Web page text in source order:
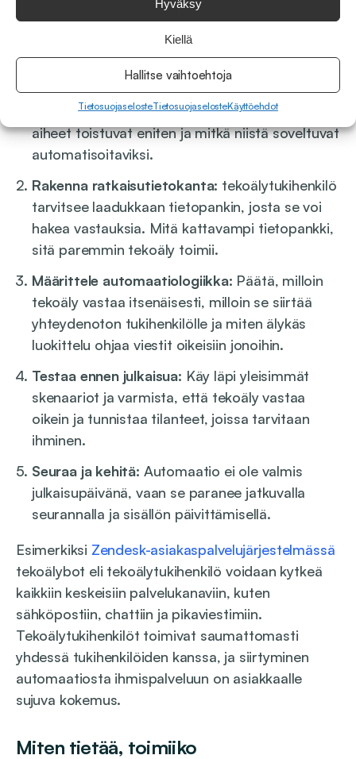
Hyväksy
Kiellä
Hallitse vaihtoehtoja
TietosuojaselosteTietosuojaselosteKäyttöehdot
kaiken muuttamista kerralla.
Käytännön vaiheet ovat tyypillisesti seuraavat:
Analysoi yhteydenottodata:Selvitä, mitkä
aiheet toistuvat eniten ja mitkä niistä soveltuvat
automatisoitaviksi.
Rakenna ratkaisutietokanta: tekoälytukihenkilö
tarvitsee laadukkaan tietopankin, josta se voi
hakea vastauksia. Mitä kattavampi tietopankki,
sitä paremmin tekoäly toimii.
Määrittele automaatiologiikka: Päätä, milloin
tekoäly vastaa itsenäisesti, milloin se siirtää
yhteydenoton tukihenkilölle ja miten älykäs
luokittelu ohjaa viestit oikeisiin jonoihin.
Testaa ennen julkaisua: Käy läpi yleisimmät
skenaariot ja varmista, että tekoäly vastaa
oikein ja tunnistaa tilanteet, joissa tarvitaan
ihminen.
Seuraa ja kehitä: Automaatio ei ole valmis
julkaisupäivänä, vaan se paranee jatkuvalla
seurannalla ja sisällön päivittämisellä.
Esimerkiksi Zendesk-asiakaspalvelujärjestelmässä
tekoälybot eli tekoälytukihenkilö voidaan kytkeä
kaikkiin keskeisiin palvelukanaviin, kuten
sähköpostiin, chattiin ja pikaviestimiin.
Tekoälytukihenkilöt toimivat saumattomasti
yhdessä tukihenkilöiden kanssa, ja siirtyminen
automaatiosta ihmispalveluun on asiakkaalle
sujuva kokemus.
Miten tietää, toimiiko